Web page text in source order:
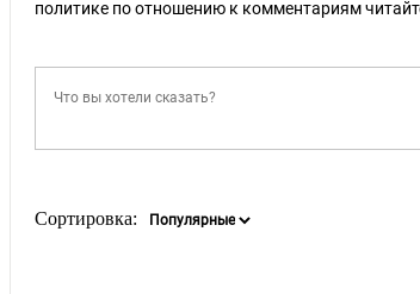
политике по отношению к комментариям
Сортировка: